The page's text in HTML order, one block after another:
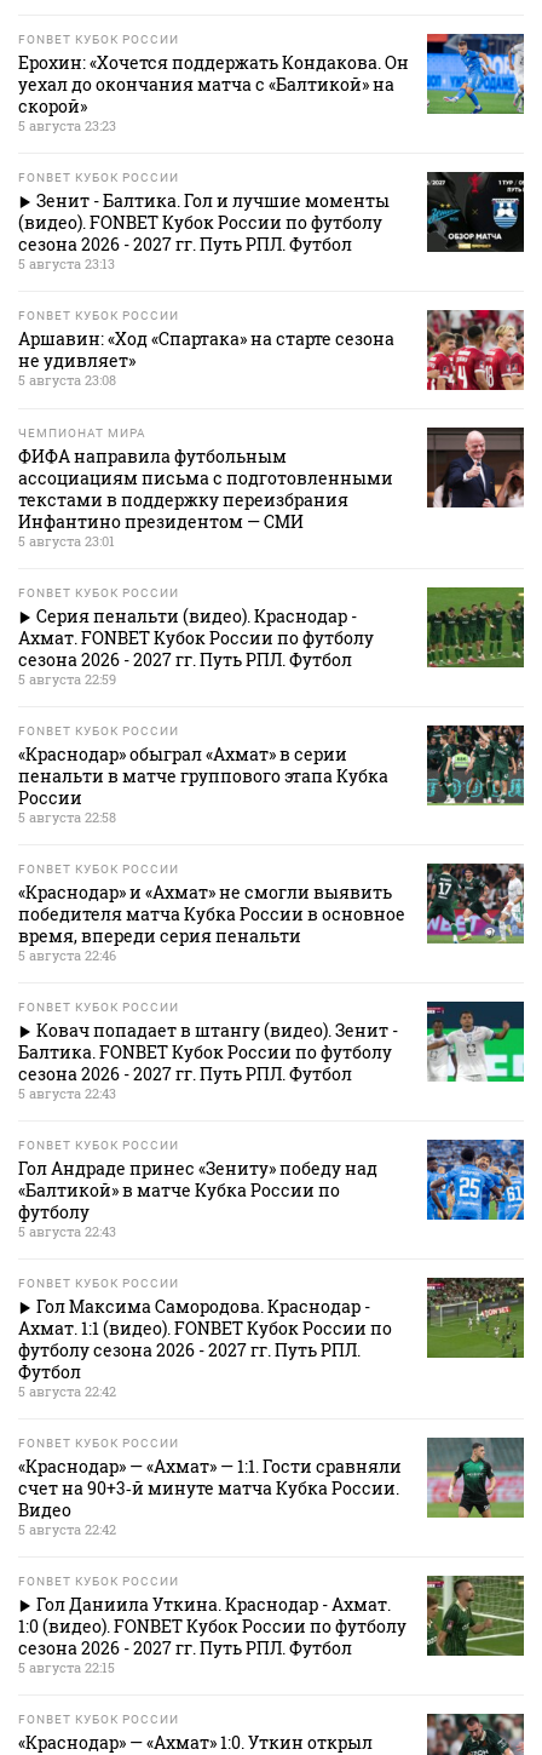
FONBET КУБОК РОССИИ
Ерохин: «Хочется поддержать Кондакова. Он
уехал до окончания матча с «Балтикой» на
скорой»
5 августа 23:23
FONBET КУБОК РОССИИ
Зенит - Балтика. Гол и лучшие моменты
(видео). FONBET Кубок России по футболу
сезона 2026 - 2027 гг. Путь РПЛ. Футбол
5 августа 23:13
FONBET КУБОК РОССИИ
Аршавин: «Ход «Спартака» на старте сезона
не удивляет»
5 августа 23:08
ЧЕМПИОНАТ МИРА
ФИФА направила футбольным
ассоциациям письма с подготовленными
текстами в поддержку переизбрания
Инфантино президентом — СМИ
5 августа 23:01
FONBET КУБОК РОССИИ
Серия пенальти (видео). Краснодар -
Ахмат. FONBET Кубок России по футболу
сезона 2026 - 2027 гг. Путь РПЛ. Футбол
5 августа 22:59
FONBET КУБОК РОССИИ
«Краснодар» обыграл «Ахмат» в серии
пенальти в матче группового этапа Кубка
России
5 августа 22:58
FONBET КУБОК РОССИИ
«Краснодар» и «Ахмат» не смогли выявить
победителя матча Кубка России в основное
время, впереди серия пенальти
5 августа 22:46
FONBET КУБОК РОССИИ
Ковач попадает в штангу (видео). Зенит -
Балтика. FONBET Кубок России по футболу
сезона 2026 - 2027 гг. Путь РПЛ. Футбол
5 августа 22:43
FONBET КУБОК РОССИИ
Гол Андраде принес «Зениту» победу над
«Балтикой» в матче Кубка России по
футболу
5 августа 22:43
FONBET КУБОК РОССИИ
Гол Максима Самородова. Краснодар -
Ахмат. 1:1 (видео). FONBET Кубок России по
футболу сезона 2026 - 2027 гг. Путь РПЛ.
Футбол
5 августа 22:42
FONBET КУБОК РОССИИ
«Краснодар» — «Ахмат» — 1:1. Гости сравняли
счет на 90+3‑й минуте матча Кубка России.
Видео
5 августа 22:42
FONBET КУБОК РОССИИ
Гол Даниила Уткина. Краснодар - Ахмат.
1:0 (видео). FONBET Кубок России по футболу
сезона 2026 - 2027 гг. Путь РПЛ. Футбол
5 августа 22:15
FONBET КУБОК РОССИИ
«Краснодар» — «Ахмат» 1:0. Уткин открыл